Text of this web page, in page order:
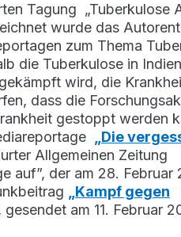
Tagung „Tuberkulose
wurde das
zum Thema
die Tuberkulose in
wird, die
dass die
gestoppt werden
„Die
Allgemeinen Zeitung
auf”, der am 28. Februar
„Kampf gegen
gesendet am 11. Februar